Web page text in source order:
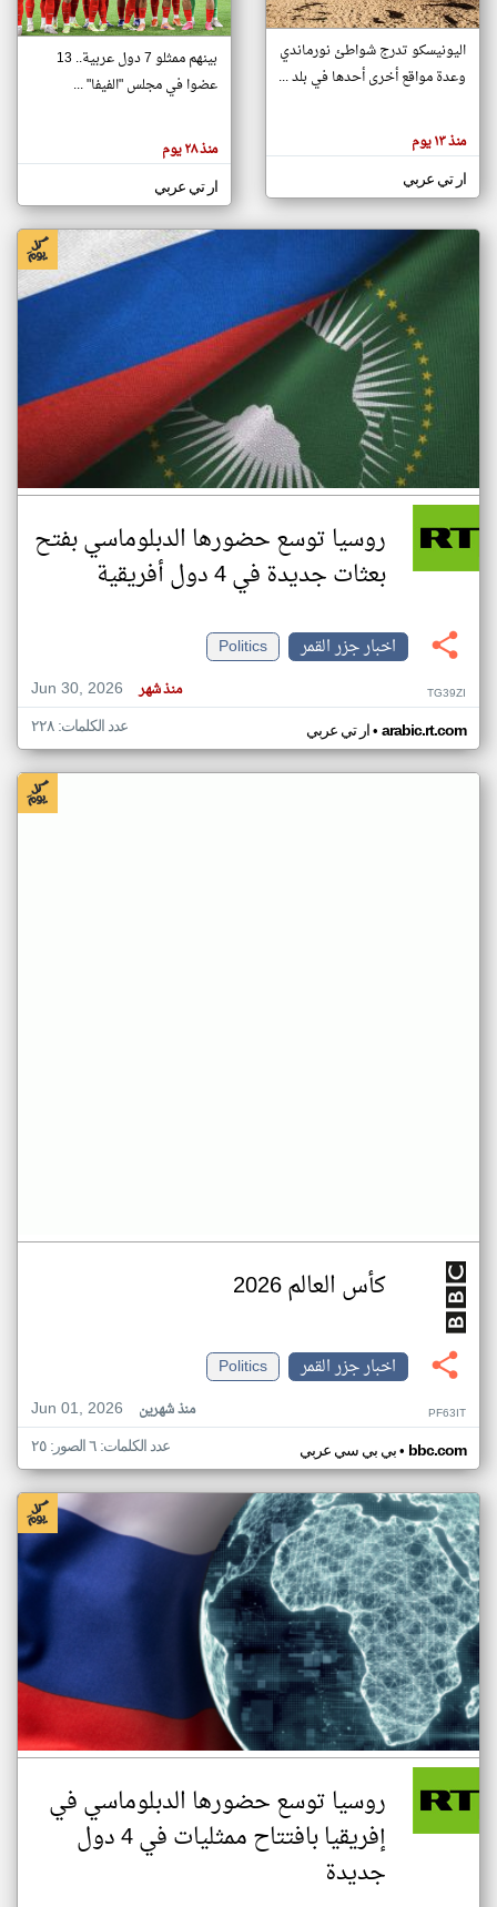
تغيير الدولة
اخبار جزر القمر على مدار الساعة
أهم اخبار جزر القمر العاجلة والمباشرة
هنا عن
وجهة
كاتبيها.
اليونيسكو تدرج شواطئ نورماندي
وعدة مواقع أخرى أحدها في بلد ...
منذ ١٣ يوم
ار تي عربي
بينهم ممثلو 7 دول عربية.. 13
عضوا في مجلس "الفيفا" ...
منذ ٢٨ يوم
ار تي عربي
روسيا توسع حضورها الدبلوماسي بفتح
بعثات جديدة في 4 دول أفريقية
اخبار جزر القمر
Politics
Jun 30, 2026
منذ شهر TG39ZI
ار تي عربي• arabic.rt.com عدد الكلمات: ٢٢٨
كأس العالم 2026
اخبار جزر القمر
Politics
Jun 01, 2026
منذ شهرين PF63IT
بي بي سي عربي• bbc.com عدد الكلمات: ٦ الصور: ٢٥
روسيا توسع حضورها الدبلوماسي في
إفريقيا بافتتاح ممثليات في 4 دول
جديدة
klyoum.com